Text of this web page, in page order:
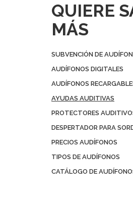
QUIERE
MÁS
SUBVENCIÓN DE
AUDÍFONOS DIGITALES
AUDÍFONOS
AYUDAS AUDITIVAS
PROTECTORES
DESPERTADOR PARA
PRECIOS AUDÍFONOS
TIPOS DE AUDÍFONOS
CATÁLOGO DE